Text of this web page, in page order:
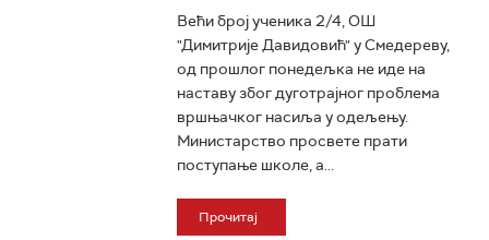
Већи број ученика 2/4, ОШ
"Димитрије Давидовић" у Смедереву,
од прошлог понедељка не иде на
наставу због дуготрајног проблема
вршњачког насиља у одељењу.
Министарство просвете прати
поступање школе, а...
Прочитај